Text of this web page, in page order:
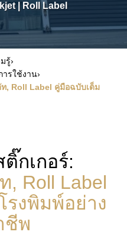
| Roll Label
รู้›
ารใช้งาน›
, Roll Label คู่มือฉบับเต็ม
กเกอร์:
, Roll Label
งพิมพ์อย่าง
ชีพ